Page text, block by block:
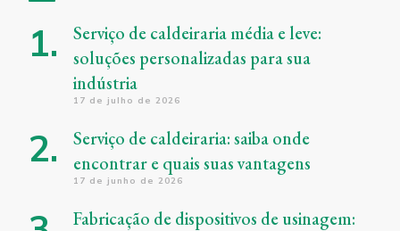
Serviço de caldeiraria média e leve:
soluções personalizadas para sua
indústria
17 de julho de 2026
Serviço de caldeiraria: saiba onde
encontrar e quais suas vantagens
17 de junho de 2026
Fabricação de dispositivos de usinagem: